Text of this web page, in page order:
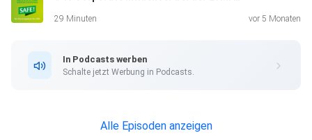
29 Minuten vor 5 Monaten
In Podcasts werben
Schalte jetzt Werbung in Podcasts.
Alle Episoden anzeigen